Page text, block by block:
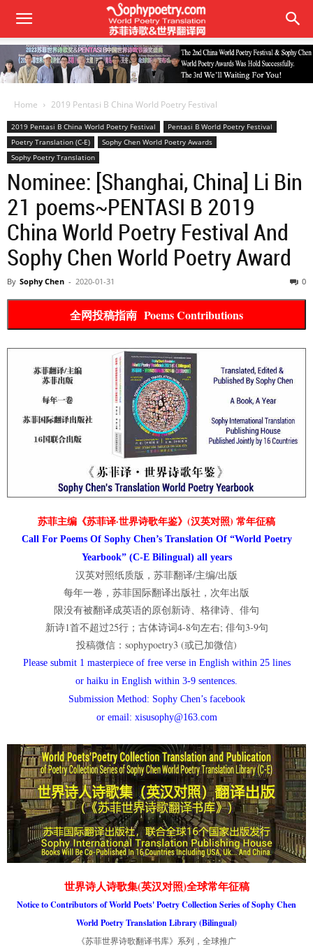
Home 2019 Pentasi B China World Poetry Festival
2019 Pentasi B China World Poetry Festival
Pentasi B World Poetry Festival
Poetry Translation (C-E)
Sophy Chen World Poetry Awards
Sophy Poetry Translation
Nominee: [Shanghai, China] Li Bin
21 poems~PENTASI B 2019
China World Poetry Festival And
Sophy Chen World Poetry Award
By Sophy Chen - 2020-01-31 0
全网投稿指南 Poems Contributions
苏菲主编《苏菲译·世界诗歌年鉴》(汉英对照) 常年征稿
Call For Poems Of Sophy Chen’s Translation Of “World Poetry
Yearbook” (C-E Bilingual) all years
汉英对照纸质版，苏菲翻译/主编/出版
每年一卷，苏菲国际翻译出版社，次年出版
限没有被翻译成英语的原创新诗、格律诗、俳句
新诗1首不超过25行；古体诗词4-8句左右; 俳句3-9句
投稿微信：sophypoetry3 (或已加微信)
Please submit 1 masterpiece of free verse in English within 25 lines
or haiku in English within 3-9 sentences.
Submission Method: Sophy Chen’s facebook
or email: xisusophy@163.com
世界诗人诗歌集(英汉对照)全球常年征稿
Notice to Contributors of World Poets' Poetry Collection Series of Sophy Chen
World Poetry Translation Library (Bilingual)
《苏菲世界诗歌翻译书库》系列，全球推广